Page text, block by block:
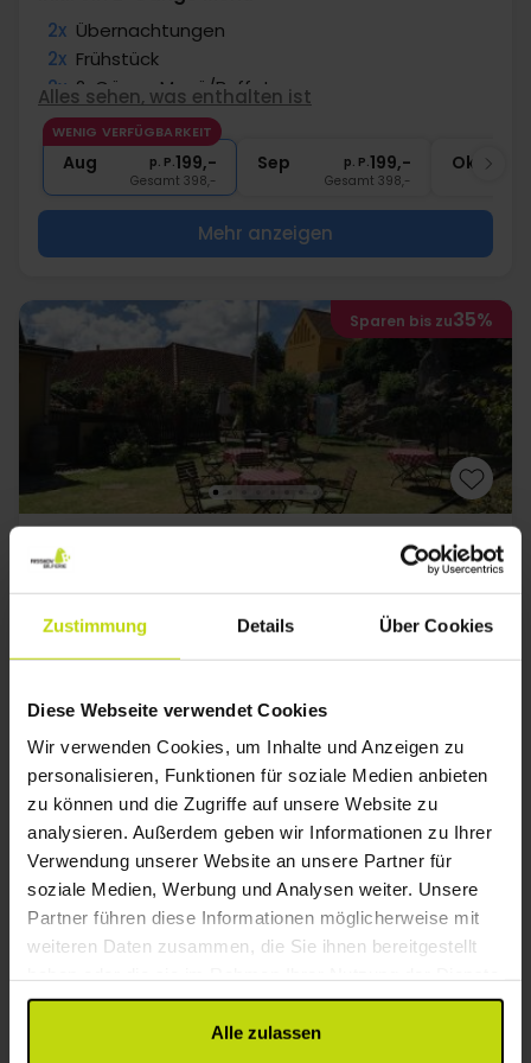
Zustimmung Details Über Cookies
Diese Webseite verwendet Cookies
Wir verwenden Cookies, um Inhalte und Anzeigen zu
personalisieren, Funktionen für soziale Medien anbieten
zu können und die Zugriffe auf unsere Website zu
analysieren. Außerdem geben wir Informationen zu Ihrer
Verwendung unserer Website an unsere Partner für
soziale Medien, Werbung und Analysen weiter. Unsere
Partner führen diese Informationen möglicherweise mit
weiteren Daten zusammen, die Sie ihnen bereitgestellt
gesammelt haben.
Alle zulassen
2x Übernachtungen
2x Frühstück
2x 2-Gänge Menü/Buffet
∞ Gratis Kaffee/Tee zum Aufenthalt
∞ Kostenloses Parken & Internet
Alles sehen, was enthalten ist
WENIG VERFÜGBARKEIT
Aug p. P.199,-
Gesamt 398,-
Sep p. P.199,-
Gesamt 398,-
Okt
Mehr anzeigen
Sparen bis zu35%
100 m vom Strand entfernt
4.1/ 5 Sehr gut77 Bewertungen
Allinge
2x Frühstück m. Hausspezialitäten
2x Kaffee­­ rund um die Uhr
1x Weinstunde von 16.00- 17.00
∞ Historisches Hotel
Alles sehen, was enthalten ist
WENIG VERFÜGBARKEIT
Sep p. P.125,-
Gesamt 250,-
Okt p. P.113,-
Gesamt 226,-
Mehr anzeigen
1